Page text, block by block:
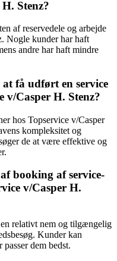
Stenz?
af reservedele og arbejde
Nogle kunder har haft
andre har haft mindre
få udført en service
v/Casper H. Stenz?
hos Topservice v/Casper
kompleksitet og
de at være effektive og
booking af service-
v/Casper H.
relativt nem og tilgængelig
Kunder kan
dem bedst.